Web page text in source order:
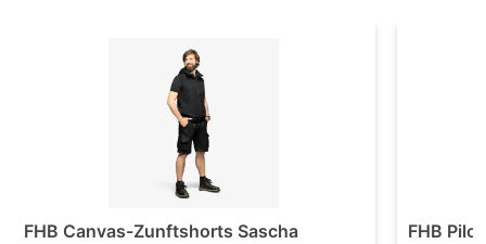
FHB Canvas-Zunftshorts Sascha
FHB